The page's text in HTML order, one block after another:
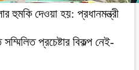
হুমকি দেওয়া হয়: প্রধানমন্ত্রী
প্রচেষ্টার বিকল্প নেই-